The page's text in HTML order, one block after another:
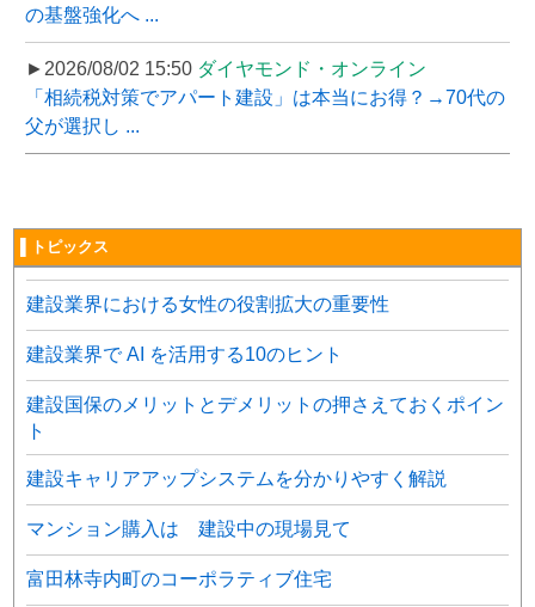
の基盤強化へ ...
►2026/08/02 15:50 ダイヤモンド・オンライン
「相続税対策でアパート建設」は本当にお得？→70代の
父が選択し ...
▌トピックス
建設業界における女性の役割拡大の重要性
建設業界で AI を活用する10のヒント
建設国保のメリットとデメリットの押さえておくポイン
ト
建設キャリアアップシステムを分かりやすく解説
マンション購入は 建設中の現場見て
富田林寺内町のコーポラティブ住宅